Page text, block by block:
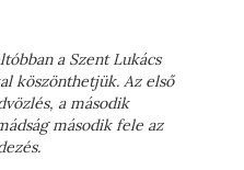
a Szent Lukács
köszönthetjük. Az első
a második
második fele az